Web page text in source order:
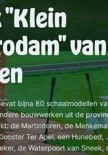
bijna 80 schaalmodellen
bouwwerken uit de
de Martinitoren, de
Ter Apel, een
de Waterpoort van Sneek,